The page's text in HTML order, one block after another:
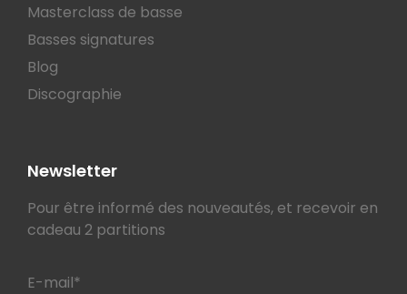
Masterclass de basse
Basses signatures
Blog
Discographie
Newsletter
Pour être informé des nouveautés, et recevoir en
cadeau 2 partitions
E-mail*